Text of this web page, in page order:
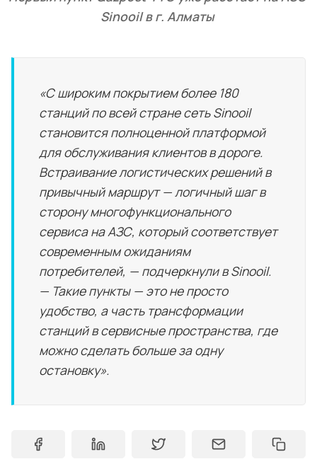
Sinooil в г. Алматы
«С широким покрытием более 180
станций по всей стране сеть Sinooil
становится полноценной платформой
для обслуживания клиентов в дороге.
Встраивание логистических решений в
привычный маршрут — логичный шаг в
сторону многофункционального
сервиса на АЗС, который соответствует
современным ожиданиям
потребителей, — подчеркнули в Sinooil.
— Такие пункты — это не просто
удобство, а часть трансформации
станций в сервисные пространства, где
можно сделать больше за одну
остановку».